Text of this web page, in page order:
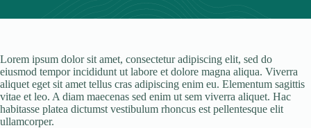
Lorem ipsum dolor sit amet, consectetur adipiscing elit, sed do
eiusmod tempor incididunt ut labore et dolore magna aliqua. Viverra
aliquet eget sit amet tellus cras adipiscing enim eu. Elementum sagittis
vitae et leo. A diam maecenas sed enim ut sem viverra aliquet. Hac
habitasse platea dictumst vestibulum rhoncus est pellentesque elit
ullamcorper.